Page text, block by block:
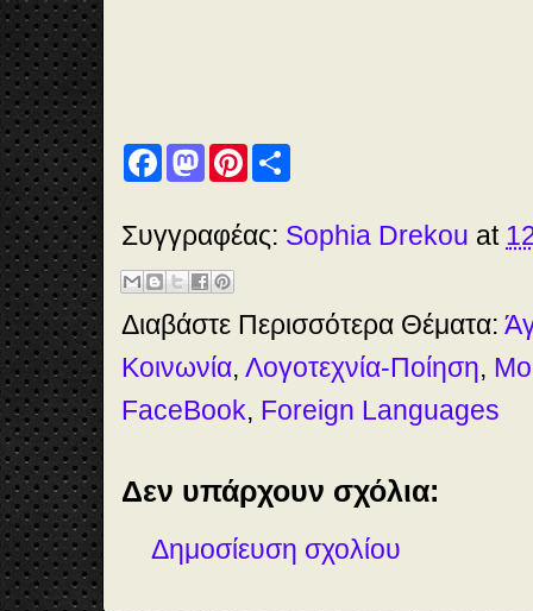
F
a
b
o
o
k
M
a
o
d
o
n
P
e
r
e
Συγγραφέας: Sophia Drekou at
Διαβάστε Περισσότερα Θέματα:
Κοινωνία, Λογοτεχνία-Ποίηση,
FaceBook, Foreign Languages
Δεν υπάρχουν σχόλια:
Δημοσίευση σχολίου